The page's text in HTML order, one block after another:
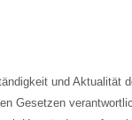
und Aktualität
Gesetzen